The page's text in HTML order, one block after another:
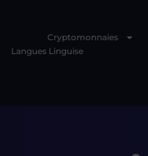
Cryptomonnaies
Langues Linguise